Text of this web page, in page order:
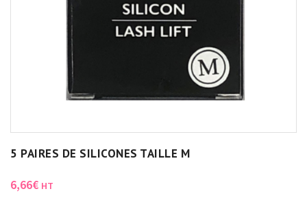
5 PAIRES DE SILICONES TAILLE M
6,66€ HT